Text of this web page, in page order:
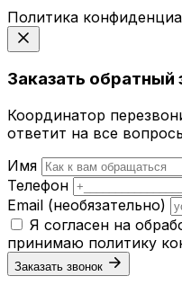
Политика
Заказать обратный
Координатор
ответит на все
Имя
Телефон
Email (необязательно)
Я согласен на
принимаю политику
Заказать звонок